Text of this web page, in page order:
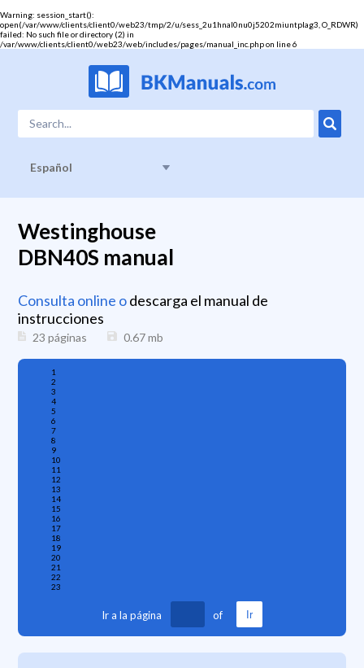
Warning: session_start():
open(/var/www/clients/client0/web23/tmp/2/u/sess_2u1hnal0nu0j5202miuntplag3, O_RDWR)
failed: No such file or directory (2) in
/var/www/clients/client0/web23/web/includes/pages/manual_inc.phpon line6
Español
Westinghouse
DBN40S manual
Consulta online odescarga el manual de
instrucciones
23 páginas 0.67mb
1
2
3
4
5
6
7
8
9
10
11
12
13
14
15
16
17
18
19
20
21
22
23
Ir a la página of Ir